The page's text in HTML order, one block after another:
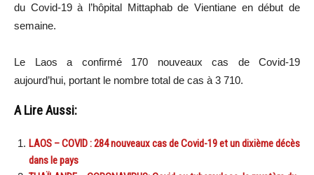
du Covid-19 à l’hôpital Mittaphab de Vientiane en début de
semaine.
Le Laos a confirmé 170 nouveaux cas de Covid-19
aujourd’hui, portant le nombre total de cas à 3 710.
A Lire Aussi:
LAOS – COVID : 284 nouveaux cas de Covid-19 et un dixième décès
dans le pays